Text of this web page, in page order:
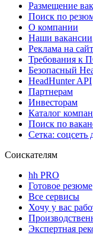
Размещение
Поиск по
О компании
Наши вакансии
Реклама на
Требования к
Безопасный
HeadHunter API
Партнерам
Инвесторам
Каталог
Поиск по
Сетка: соцсеть
Соискателям
hh PRO
Готовое резюме
Все сервисы
Хочу у вас
Экспертная